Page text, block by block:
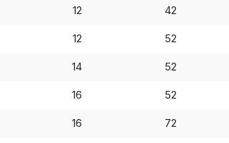
12 42
12 52
14 52
16 52
16 72